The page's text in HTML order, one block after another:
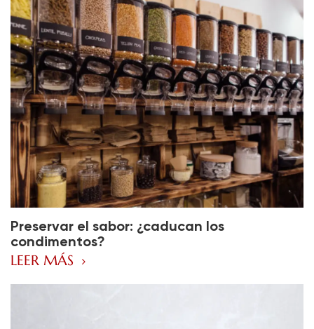
Preservar el sabor: ¿caducan los
condimentos?
LEER MÁS